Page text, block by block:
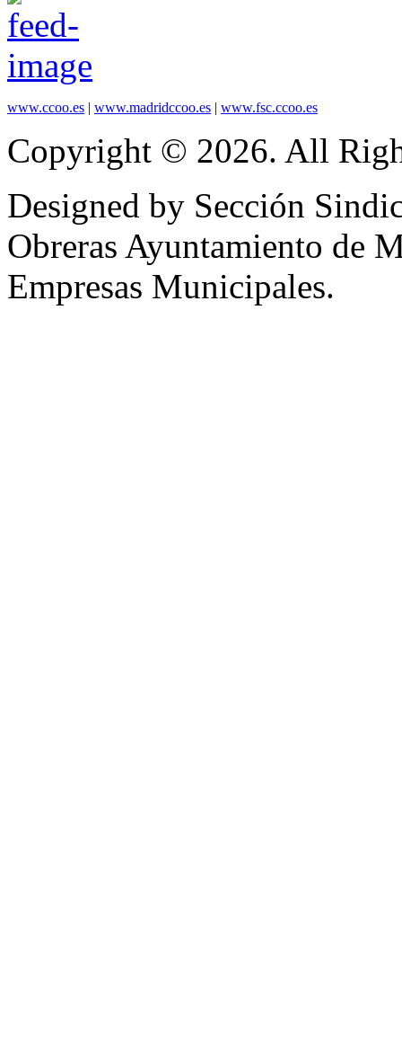
www.ccoo.es | www.madridccoo.es | www.fsc.ccoo.es
Copyright © 2026. All
Designed by Sección
Obreras Ayuntamiento de
Empresas Municipales.